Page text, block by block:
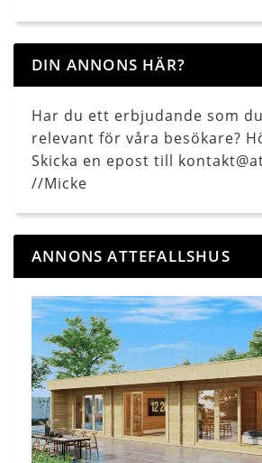
DIN ANNONS HÄR?
Har du ett erbjudande som
relevant för våra besökare?
Skicka en epost till
//Micke
ANNONS ATTEFALLSHUS